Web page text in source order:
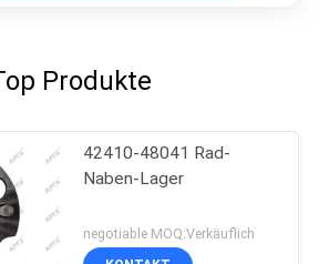
Produkte
42410-48041 Rad-
Naben-Lager
negotiable MOQ:Verkäuflich